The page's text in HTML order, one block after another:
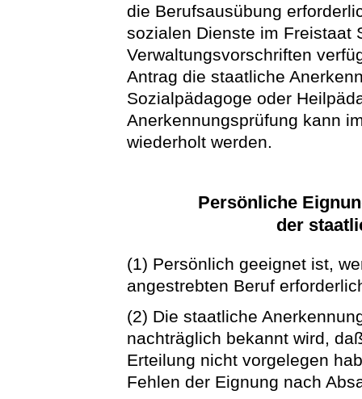
die Berufsausübung
sozialen Dienste im Freistaat
Verwaltungsvorschriften
Antrag die staatliche
Sozialpädagoge oder
Anerkennungsprüfung kann
wiederholt werden.
Persönliche
der
(1) Persönlich geeignet ist,
angestrebten Beruf
(2) Die staatliche
nachträglich bekannt wird,
Erteilung nicht vorgelegen
Fehlen der Eignung nach